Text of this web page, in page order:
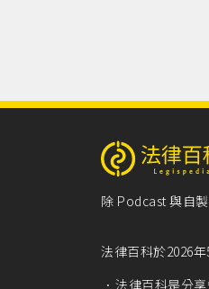
除 Podcast 與自
法律百科於2026
法律百科是分